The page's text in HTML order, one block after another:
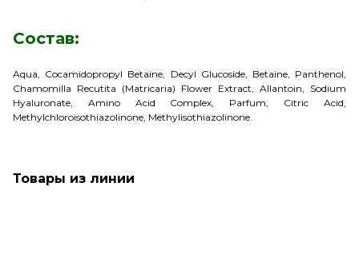
Состав:
Aqua, Cocamidopropyl Betaine, Decyl Glucoside, Betaine, Panthenol,
Chamomilla Recutita (Matricaria) Flower Extract, Allantoin, Sodium
Hyaluronate, Amino Acid Complex, Parfum, Citric Acid,
Methylchloroisothiazolinone, Methylisothiazolinone.
Товары из линии